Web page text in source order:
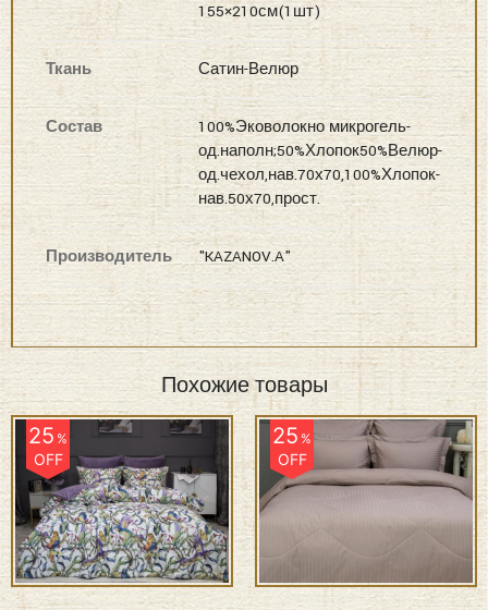
155×210см(1шт)
Ткань Сатин-Велюр
Состав
100%Эковолокно микрогель-
од.наполн;50%Хлопок50%Велюр-
од.чехол,нав.70х70,100%Хлопок-
нав.50х70,прост.
Производитель "KAZANOV.A"
Похожие товары
25%
OFF
25%
OFF